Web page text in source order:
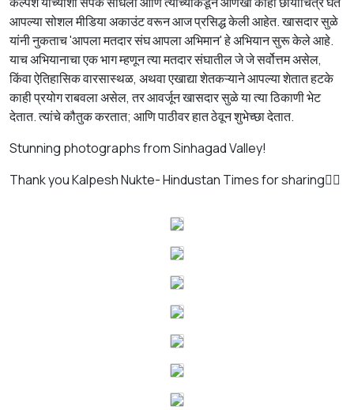
आपल्या सोशल मीडिया अकाउंट वरून आज प्रसिद्ध केली आहेत. खासदार सुळे
यांनी नुकताच 'आपला मतदार संघ आपला अभिमान' हे अभियान सुरू केले आहे.
याच अभियानाचा एक भाग म्हणून त्या मतदार संघातील जे जे सर्वोत्तम असेल,
किंवा ऐतिहासिक वारसास्थळ, अथवा एखाद्या शेतकऱ्याने आपल्या शेतात हटके
काही प्रयोग राबवला असेल, तर आवर्जून खासदार सुळे या त्या ठिकाणी भेट
देतात. त्यांचे कौतुक करतात; आणि पाठीवर हात ठेवून शुभेच्छा देतात.
Stunning photographs from Sinhagad Valley!
Thank you Kalpesh Nukte- Hindustan Times for sharing👍🏼